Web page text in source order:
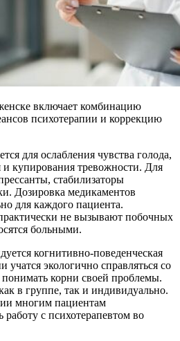
включает комбинацию
психотерапии и коррекцию
для ослабления чувства голода,
и купирования тревожности. Для
стабилизаторы
Дозировка медикаментов
для каждого пациента.
не вызывают побочных
больными.
когнитивно-поведенческая
экологично справляться со
корни своей проблемы.
в группе, так и индивидуально.
многим пациентам
работу с психотерапевтом во